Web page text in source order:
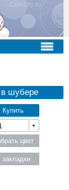
в шубере
Купить
+
цвет
закладки